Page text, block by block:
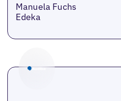
Manuela Fuchs
Edeka